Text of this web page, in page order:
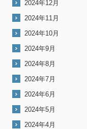
2024年12月
2024年11月
2024年10月
2024年9月
2024年8月
2024年7月
2024年6月
2024年5月
2024年4月